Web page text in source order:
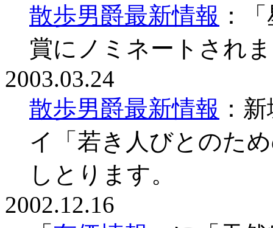
散歩男爵最新情報 ：
賞にノミネートされ
2003.03.24
散歩男爵最新情報 ：
イ「若き人びとのた
しとります。
2002.12.16